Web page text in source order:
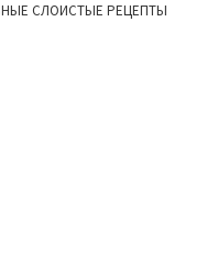
СЛОИСТЫЕ РЕЦЕПТЫ